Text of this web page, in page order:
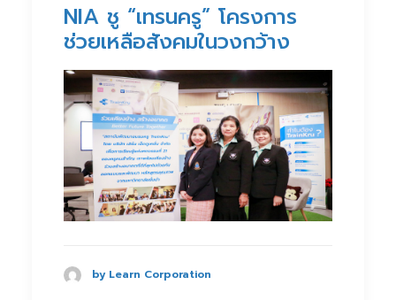
NIA ชู “เทรนครู” โครงการ
ช่วยเหลือสังคมในวงกว้าง
by Learn Corporation